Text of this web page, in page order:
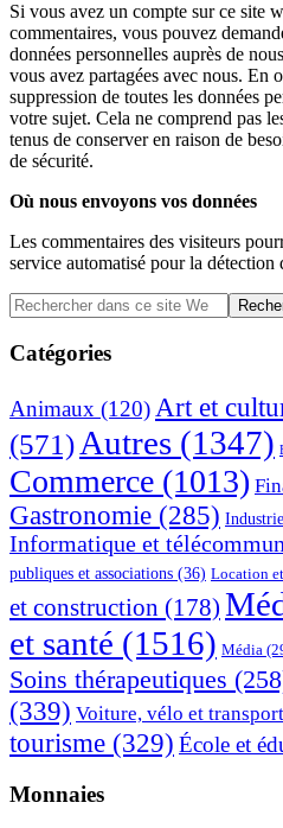
Si vous avez un compte sur ce site
commentaires, vous pouvez
données personnelles auprès de
vous avez partagées avec nous. En
suppression de toutes les données
votre sujet. Cela ne comprend pas
tenus de conserver en raison de
de sécurité.
Où nous envoyons vos données
Les commentaires des visiteurs
service automatisé pour la détection
Barre
latérale
principale
Rechercher
dans
ce
site
Catégories
Animaux (120) Art et
(571) Autres (1347)
Commerce (1013)
Gastronomie (285)
Informatique et
publiques et associations (36) Location
et construction (178)
et santé (1516) Média
Soins thérapeutiques
(339) Voiture, vélo et
tourisme (329) École et
Monnaies